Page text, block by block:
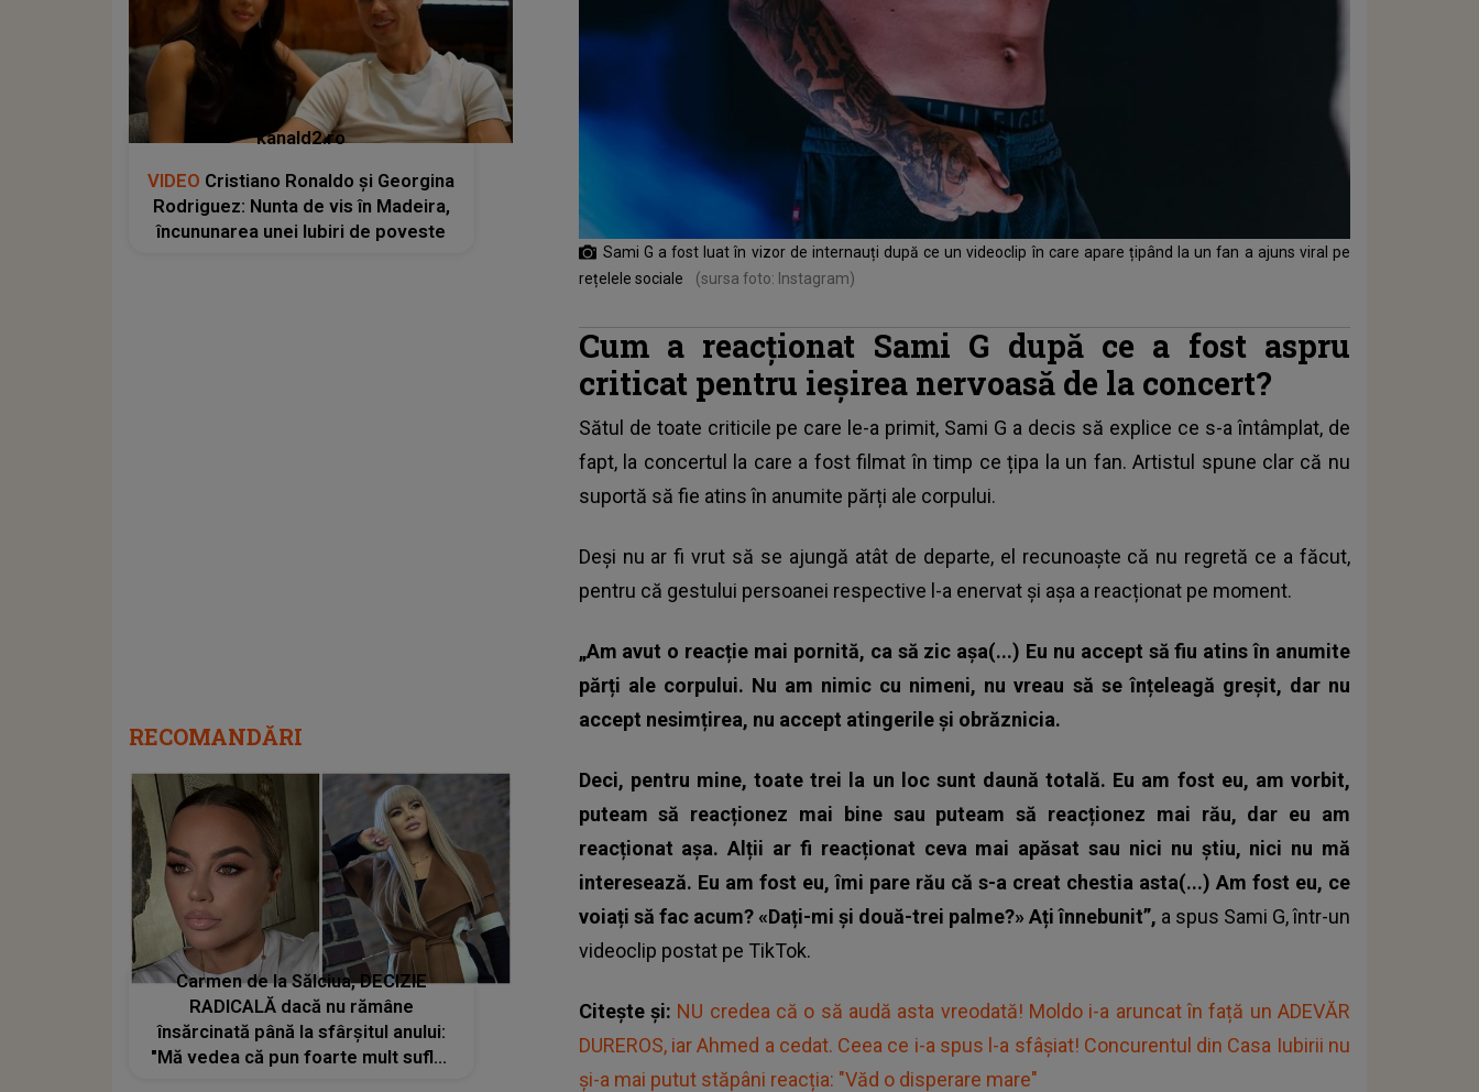
Sami G a fost luat în vizor de internauți după ce un videoclip în care apare țipând la un fan a ajuns viral pe
rețelele sociale
(sursa foto: Instagram)
Cum a reacționat Sami G după ce a fost aspru
criticat pentru ieșirea nervoasă de la concert?
Sătul de toate criticile pe care le-a primit, Sami G a decis să explice ce s-a întâmplat, de
fapt, la concertul la care a fost filmat în timp ce țipa la un fan. Artistul spune clar că nu
suportă să fie atins în anumite părți ale corpului.
Deși nu ar fi vrut să se ajungă atât de departe, el recunoaște că nu regretă ce a făcut,
pentru că gestului persoanei respective l-a enervat și așa a reacționat pe moment.
„Am avut o reacție mai pornită, ca să zic așa(...) Eu nu accept să fiu atins în anumite
părți ale corpului. Nu am nimic cu nimeni, nu vreau să se înțeleagă greșit, dar nu
accept nesimțirea, nu accept atingerile și obrăznicia.
Deci, pentru mine, toate trei la un loc sunt daună totală. Eu am fost eu, am vorbit,
puteam să reacționez mai bine sau puteam să reacționez mai rău, dar eu am
reacționat așa. Alții ar fi reacționat ceva mai apăsat sau nici nu știu, nici nu mă
interesează. Eu am fost eu, îmi pare rău că s-a creat chestia asta(...) Am fost eu, ce
voiați să fac acum? «Dați-mi și două-trei palme?» Ați înnebunit”, a spus Sami G, într-un
videoclip postat pe TikTok.
Citește și: NU credea că o să audă asta vreodată! Moldo i-a aruncat în față un ADEVĂR
DUREROS, iar Ahmed a cedat. Ceea ce i-a spus l-a sfâșiat! Concurentul din Casa Iubirii nu
și-a mai putut stăpâni reacția: "Văd o disperare mare"
kanald2.ro
VIDEO Cristiano Ronaldo și Georgina
Rodriguez: Nunta de vis în Madeira,
încununarea unei Iubiri de poveste
RECOMANDĂRI
Carmen de la Sălciua, DECIZIE
RADICALĂ dacă nu rămâne
însărcinată până la sfârșitul anului:
"Mă vedea că pun foarte mult suflet